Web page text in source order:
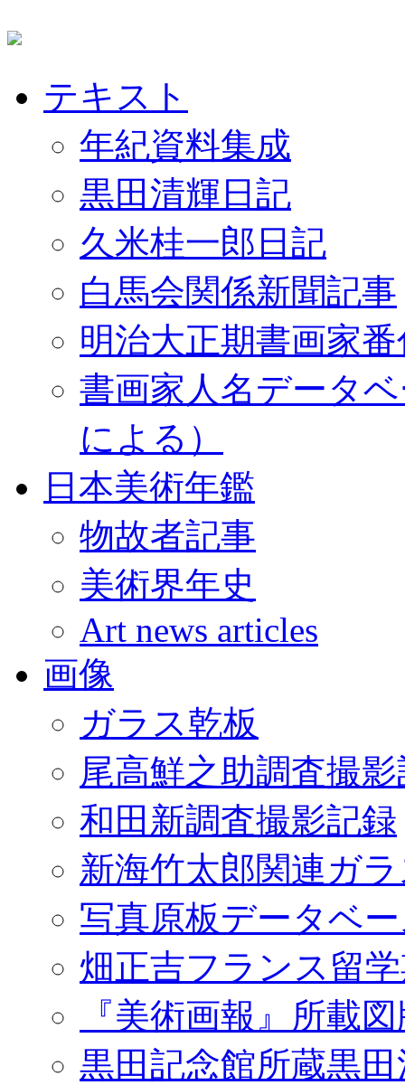
テキスト
年紀資料集成
黒田清輝日記
久米桂一郎日記
白馬会関係新聞記事
明治大正期書画家
書画家人名データ
による）
日本美術年鑑
物故者記事
美術界年史
Art news articles
画像
ガラス乾板
尾高鮮之助調査撮
和田新調査撮影記録
新海竹太郎関連ガ
写真原板データベ
畑正吉フランス留
『美術画報』所載
黒田記念館所蔵黒